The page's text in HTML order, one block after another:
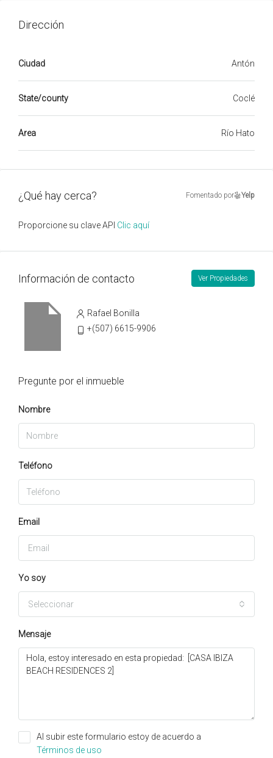
Dirección
Ciudad Antón
State/county Coclé
Area Río Hato
¿Qué hay cerca? Fomentado por Yelp
Proporcione su clave API Clic aquí
Información de contacto Ver Propiedades
Rafael Bonilla
+(507) 6615-9906
Pregunte por el inmueble
Nombre
Teléfono
Email
Yo soy
Seleccionar
Mensaje
Al subir este formulario estoy de acuerdo a
Términos de uso